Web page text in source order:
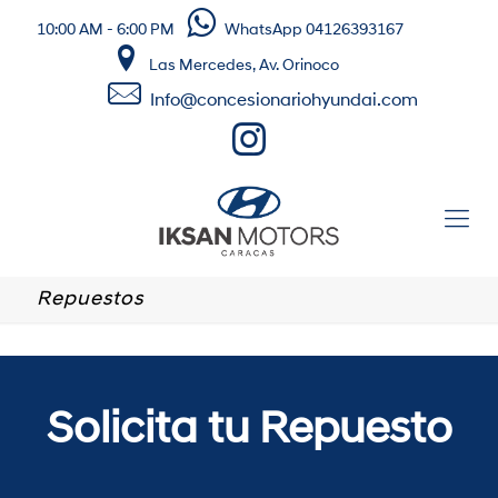
10:00 AM - 6:00 PM WhatsApp 04126393167
Las Mercedes, Av. Orinoco
Info@concesionariohyundai.com
Repuestos
Solicita tu Repuesto